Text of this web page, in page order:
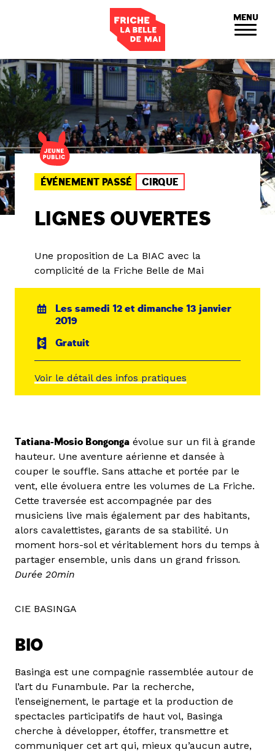
MENU
ÉVÉNEMENT PASSÉ CIRQUE
LIGNES OUVERTES
Une proposition de La BIAC avec la
complicité de la Friche Belle de Mai
Les samedi 12 et dimanche 13 janvier
2019
Gratuit
Voir le détail des infos pratiques
Tatiana-Mosio Bongonga évolue sur un fil à grande
hauteur. Une aventure aérienne et dansée à
couper le souffle. Sans attache et portée par le
vent, elle évoluera entre les volumes de La Friche.
Cette traversée est accompagnée par des
musiciens live mais également par des habitants,
alors cavalettistes, garants de sa stabilité. Un
moment hors-sol et véritablement hors du temps à
partager ensemble, unis dans un grand frisson.
Durée 20min
CIE BASINGA
BIO
Basinga est une compagnie rassemblée autour de
l’art du Funambule. Par la recherche,
l’enseignement, le partage et la production de
spectacles participatifs de haut vol, Basinga
cherche à développer, étoffer, transmettre et
communiquer cet art qui, mieux qu’aucun autre,
Panneau de gestion des cookies